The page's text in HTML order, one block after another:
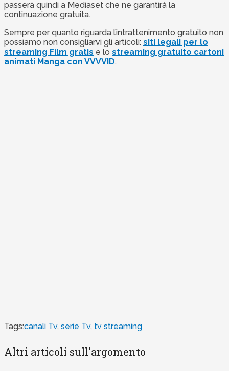
passerà quindi a Mediaset che ne garantirà la
continuazione gratuita.
Sempre per quanto riguarda l’intrattenimento gratuito non
possiamo non consigliarvi gli articoli: siti legali per lo
streaming Film gratis e lo streaming gratuito cartoni
animati Manga con VVVVID.
Tags:canali Tv, serie Tv, tv streaming
Altri articoli sull'argomento